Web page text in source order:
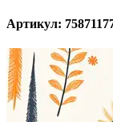
Артикул: